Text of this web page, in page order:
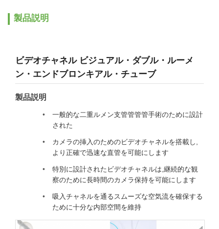
製品説明
ビデオチャネル ビジュアル・ダブル・ルーメ
ン・エンドブロンキアル・チューブ
製品説明
一般的な二重ルメン支管管管管手術のために設計
された
カメラの挿入のためのビデオチャネルを搭載し,
より正確で迅速な直管を可能にします
特別に設計されたビデオチャネルは,継続的な観
察のために長時間のカメラ保持を可能にします
吸入チャネルを通るスムーズな空気流を確保する
ために十分な内部空間を維持